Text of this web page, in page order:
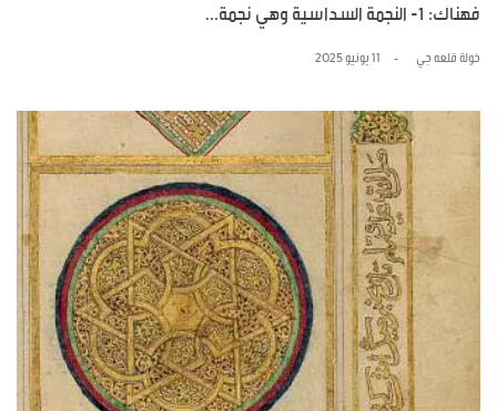
فهناك: 1- النجمة السداسية وهي نجمة...
خولة قلعه جي 11 يونيو 2025